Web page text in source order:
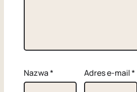
Nazwa* Adres e-mail*